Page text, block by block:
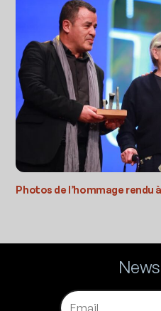
Photos de l’hommage rendu
Email